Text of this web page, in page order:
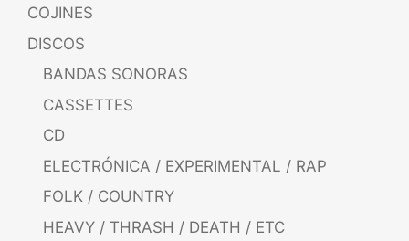
COJINES
DISCOS
BANDAS SONORAS
CASSETTES
CD
ELECTRÓNICA / EXPERIMENTAL / RAP
FOLK / COUNTRY
HEAVY / THRASH / DEATH / ETC